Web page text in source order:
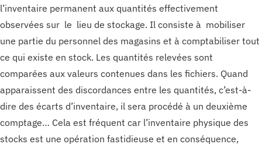
l’inventaire permanent aux quantités effectivement
observées sur le lieu de stockage. Il consiste à mobiliser
une partie du personnel des magasins et à comptabiliser tout
ce qui existe en stock. Les quantités relevées sont
comparées aux valeurs contenues dans les fichiers. Quand
apparaissent des discordances entre les quantités, c’est-à-
dire des écarts d’inventaire, il sera procédé à un deuxième
comptage… Cela est fréquent car l’inventaire physique des
stocks est une opération fastidieuse et en conséquence,